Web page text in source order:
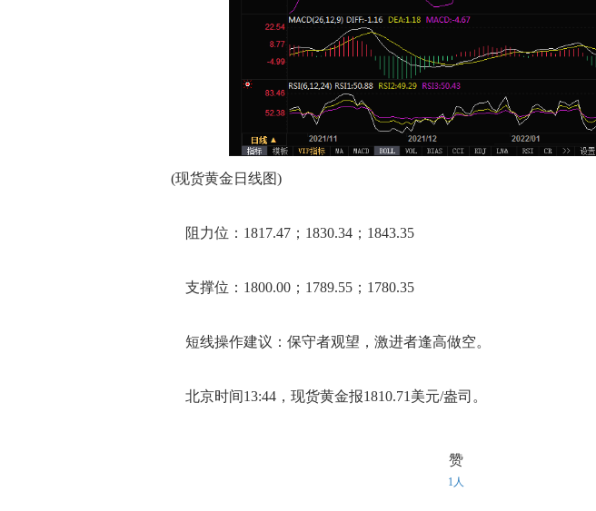
(现货黄金日线图)
阻力位：1817.47；1830.34；1843.35
支撑位：1800.00；1789.55；1780.35
短线操作建议：保守者观望，激进者逢高做空。
北京时间13:44，现货黄金报1810.71美元/盎司。
赞
1人